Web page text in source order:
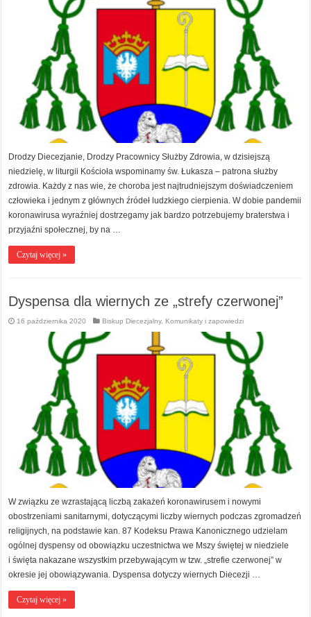
Drodzy Diecezjanie, Drodzy Pracownicy Służby Zdrowia, w dzisiejszą
niedzielę, w liturgii Kościoła wspominamy św. Łukasza – patrona służby
zdrowia. Każdy z nas wie, że choroba jest najtrudniejszym doświadczeniem
człowieka i jednym z głównych źródeł ludzkiego cierpienia. W dobie pandemii
koronawirusa wyraźniej dostrzegamy jak bardzo potrzebujemy braterstwa i
przyjaźni społecznej, by na …
Czytaj więcej »
Dyspensa dla wiernych ze „strefy czerwonej”
16 października 2020 Biskup Diecezjalny, Komunikaty i zapowiedzi
W związku ze wzrastającą liczbą zakażeń koronawirusem i nowymi
obostrzeniami sanitarnymi, dotyczącymi liczby wiernych podczas zgromadzeń
religijnych, na podstawie kan. 87 Kodeksu Prawa Kanonicznego udzielam
ogólnej dyspensy od obowiązku uczestnictwa we Mszy świętej w niedziele
i święta nakazane wszystkim przebywającym w tzw. „strefie czerwonej” w
okresie jej obowiązywania. Dyspensa dotyczy wiernych Diecezji …
Czytaj więcej »